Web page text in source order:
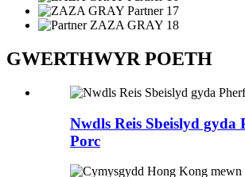
GWERTHWYR POETH
Nwdls Reis Sbeislyd gyda
Porc